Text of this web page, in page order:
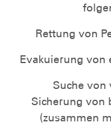
Rettung von
Evakuierung von
Suche von
Sicherung von
(zusammen